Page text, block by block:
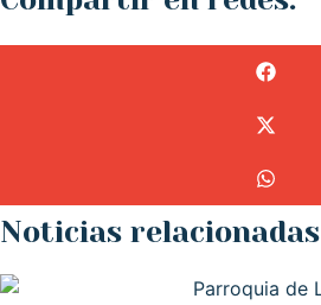
Noticias relacionadas